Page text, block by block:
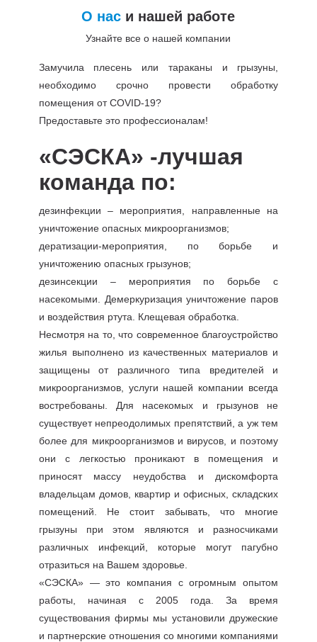
О нас и нашей работе
Узнайте все о нашей компании
Замучила плесень или тараканы и грызуны,
необходимо срочно провести обработку
помещения от COVID-19?
Предоставьте это профессионалам!
«СЭСКА» -лучшая
команда по:
дезинфекции – мероприятия, направленные на
уничтожение опасных микроорганизмов;
дератизации-мероприятия, по борьбе и
уничтожению опасных грызунов;
дезинсекции – мероприятия по борьбе с
насекомыми. Демеркуризация уничтожение паров
и воздействия ртута. Клещевая обработка.
Несмотря на то, что современное благоустройство
жилья выполнено из качественных материалов и
защищены от различного типа вредителей и
микроорганизмов, услуги нашей компании всегда
востребованы. Для насекомых и грызунов не
существует непреодолимых препятствий, а уж тем
более для микроорганизмов и вирусов, и поэтому
они с легкостью проникают в помещения и
приносят массу неудобства и дискомфорта
владельцам домов, квартир и офисных, складских
помещений. Не стоит забывать, что многие
грызуны при этом являются и разносчиками
различных инфекций, которые могут пагубно
отразиться на Вашем здоровье.
«СЭСКА» — это компания с огромным опытом
работы, начиная с 2005 года. За время
существования фирмы мы установили дружеские
и партнерские отношения со многими компаниями